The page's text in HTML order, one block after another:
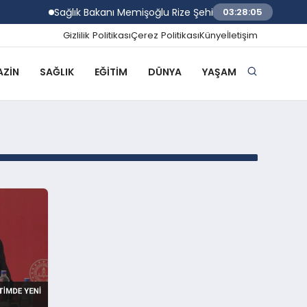
Sağlık Bakanı Memişoğlu Rize Şehir Hastanesiının Son
03:28:05
Gizlilik PolitikasıÇerez PolitikasıKünyeİletişim
SAĞLIK EĞITIM DÜNYA YAŞAM